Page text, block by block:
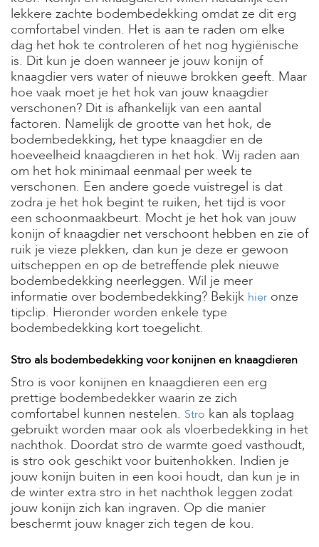
lekkere zachte bodembedekking omdat ze dit erg
comfortabel vinden. Het is aan te raden om elke
dag het hok te controleren of het nog hygiënische
is. Dit kun je doen wanneer je jouw konijn of
knaagdier vers water of nieuwe brokken geeft. Maar
hoe vaak moet je het hok van jouw knaagdier
verschonen? Dit is afhankelijk van een aantal
factoren. Namelijk de grootte van het hok, de
bodembedekking, het type knaagdier en de
hoeveelheid knaagdieren in het hok. Wij raden aan
om het hok minimaal eenmaal per week te
verschonen. Een andere goede vuistregel is dat
zodra je het hok begint te ruiken, het tijd is voor
een schoonmaakbeurt. Mocht je het hok van jouw
konijn of knaagdier net verschoont hebben en zie of
ruik je vieze plekken, dan kun je deze er gewoon
uitscheppen en op de betreffende plek nieuwe
bodembedekking neerleggen. Wil je meer
informatie over bodembedekking? Bekijk hier onze
tipclip. Hieronder worden enkele type
bodembedekking kort toegelicht.
Stro als bodembedekking voor konijnen en knaagdieren
Stro is voor konijnen en knaagdieren een erg
prettige bodembedekker waarin ze zich
comfortabel kunnen nestelen. Stro kan als toplaag
gebruikt worden maar ook als vloerbedekking in het
nachthok. Doordat stro de warmte goed vasthoudt,
is stro ook geschikt voor buitenhokken. Indien je
jouw konijn buiten in een kooi houdt, dan kun je in
de winter extra stro in het nachthok leggen zodat
jouw konijn zich kan ingraven. Op die manier
beschermt jouw knager zich tegen de kou.